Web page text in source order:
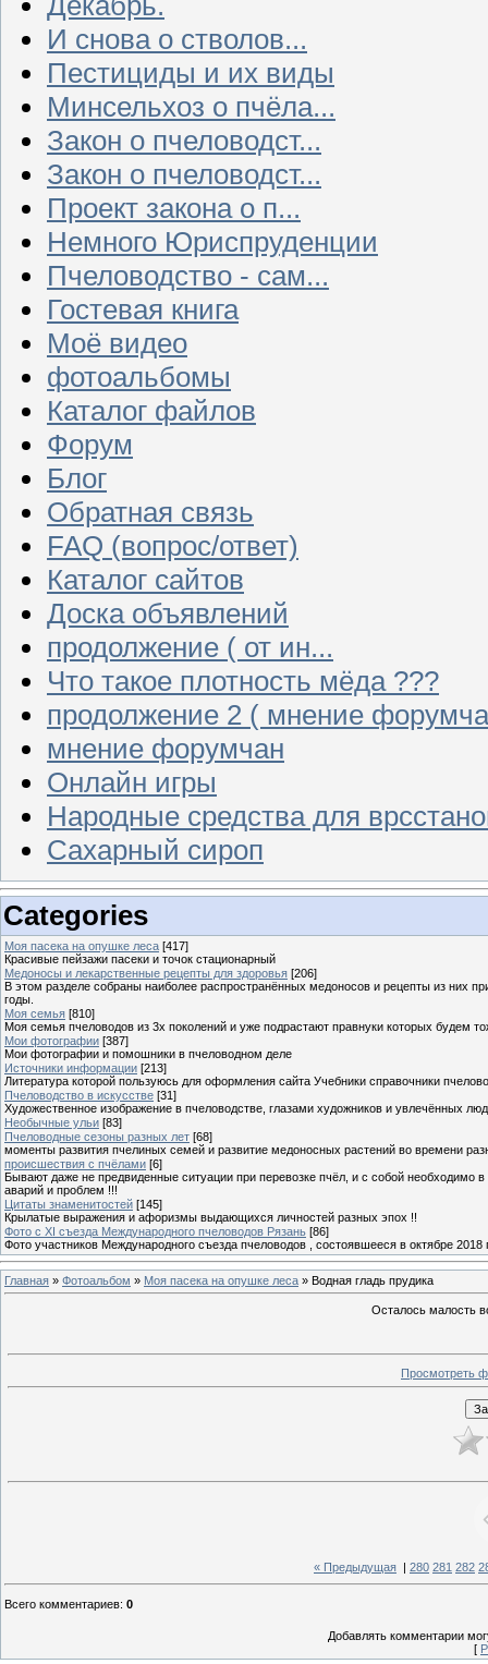
И снова о стволов...
Пестициды и их виды
Минсельхоз о пчёла...
Закон о пчеловодст...
Закон о пчеловодст...
Проект закона о п...
Немного Юриспруденции
Пчеловодство - сам...
Гостевая книга
Моё видео
фотоальбомы
Каталог файлов
Форум
Блог
Обратная связь
FAQ (вопрос/ответ)
Каталог сайтов
Доска объявлений
продолжение ( от ин...
Что такое плотность мёда ???
продолжение 2 ( мнение
мнение форумчан
Онлайн игры
Народные средства для
Сахарный сироп
Categories
Моя пасека на опушке леса [417]
Красивые пейзажи пасеки и точок стационарный
Медоносы и лекарственные рецепты для здоровья [206]
В этом разделе собраны наиболее распространённых медоносов и рецепты из них
годы.
Моя семья [810]
Моя семья пчеловодов из 3х поколений и уже подрастают правнуки которых будем
Мои фотографии [387]
Мои фотографии и помошники в пчеловодном деле
Источники информации [213]
Литература которой пользуюсь для оформления сайта Учебники справочники
Пчеловодство в искусстве [31]
Художественное изображение в пчеловодстве, глазами художников и увлечённых
Необычные ульи [83]
Пчеловодные сезоны разных лет [68]
моменты развития пчелиных семей и развитие медоносных растений во времени
происшествия с пчёлами [6]
Бывают даже не предвиденные ситуации при перевозке пчёл, и с собой необходимо
аварий и проблем !!!
Цитаты знаменитостей [145]
Крылатые выражения и афоризмы выдающихся личностей разных эпох !!
Фото с XI съезда Международного пчеловодов Рязань [86]
Фото участников Международного съезда пчеловодов , состоявшееся в октябре 2018
Главная » Фотоальбом » Моя пасека на опушке леса » Водная гладь прудика
Осталось малость
Просмотреть
« Предыдущая 280 281 282
Всего комментариев: 0
Добавлять комментарии
[